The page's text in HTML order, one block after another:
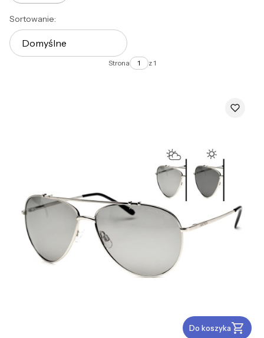
Lista produktów
Sortowanie:
Domyślne
Strona z 1
Do koszyka